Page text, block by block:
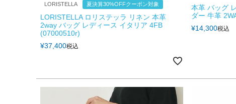
LORISTELLA 夏決算30%OFFクーポン対象
LORISTELLA ロリステッラ リネン 本革
2way バッグ レディース イタリア 4FB
(07000510r)
¥37,400税込
本革 バッグ
ダー 牛革
¥14,300税込